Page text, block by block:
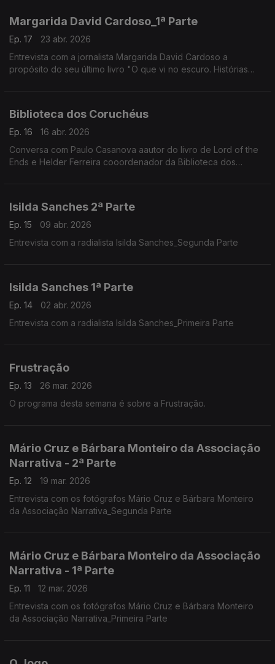
Margarida David Cardoso_1ª Parte
Ep. 17
23 abr. 2026
Entrevista com a jornalista Margarida David Cardoso a
propósito do seu último livro "O que vi no escuro. Histórias
Biblioteca dos Coruchéus
Ep. 16
16 abr. 2026
Conversa com Paulo Casanova aautor do livro de Lord of the
Ends e Helder Ferreira cooordenador da Biblioteca dos
Isilda Sanches 2ª Parte
Ep. 15
09 abr. 2026
Entrevista com a radialista Isilda Sanches_Segunda Parte
Isilda Sanches 1ª Parte
Ep. 14
02 abr. 2026
Entrevista com a radialista Isilda Sanches_Primeira Parte
Frustração
Ep. 13
26 mar. 2026
O programa desta semana é sobre a Frustração.
Mário Cruz e Bárbara Monteiro da Associação
Narrativa - 2ª Parte
Ep. 12
19 mar. 2026
Entrevista com os fotógrafos Mário Cruz e Bárbara Monteiro
da Associação Narrativa_Segunda Parte
Mário Cruz e Bárbara Monteiro da Associação
Narrativa - 1ª Parte
Ep. 11
12 mar. 2026
Entrevista com os fotógrafos Mário Cruz e Bárbara Monteiro
da Associação Narrativa_Primeira Parte